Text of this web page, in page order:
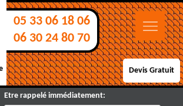
05 33 06 18 06
06 30 24 80 70
Devis Gratuit
Etre rappelé immédiatement: